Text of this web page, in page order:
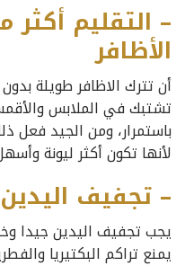
– التقليم
الأظافر
أن تترك الاظافر طويلة
تشتبك في الملابس
باستمرار، ومن الجيد فعل
لأنها تكون أكثر ليونة
– تجفيف
يجب تجفيف اليدين جيدا
يمنع تراكم البكتيريا